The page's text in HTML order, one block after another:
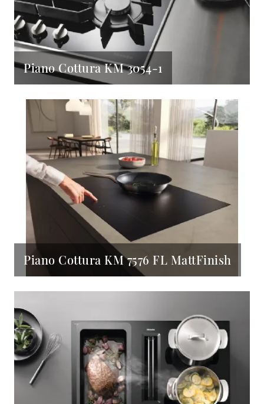
Piano Cottura KM 3054-1
Piano Cottura KM 7576 FL MattFinish